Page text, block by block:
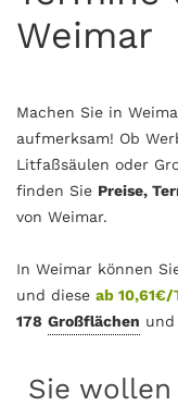
Weimar
Machen Sie in
aufmerksam! Ob
Litfaßsäulen oder
finden Sie Preise,
von Weimar.
In Weimar können
und diese ab 10,61€/
178 Großflächen und
Sie